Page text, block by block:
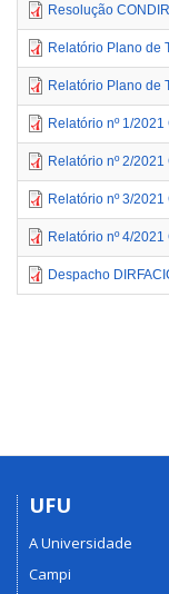
Resolução
Relatório Plano de
Relatório Plano de
Relatório nº 1/2021
Relatório nº 2/2021
Relatório nº 3/2021
Relatório nº 4/2021
Despacho
UFU
A Universidade
Campi